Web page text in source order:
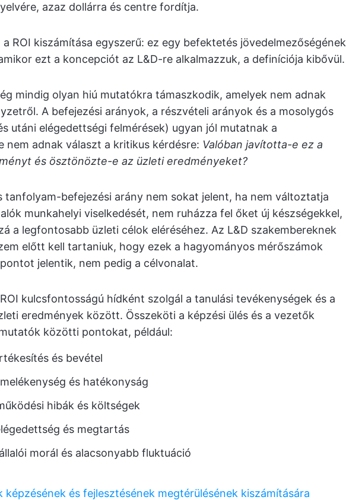
azaz dollárra és centre fordítja.
ROI kiszámítása egyszerű: ez egy befektetés jövedelmezőségének
ezt a koncepciót az L&D-re alkalmazzuk, a definíciója kibővül.
mindig olyan hiú mutatókra támaszkodik, amelyek nem adnak
A befejezési arányok, a részvételi arányok és a mosolygós
utáni elégedettségi felmérések) ugyan jól mutatnak a
nem adnak választ a kritikus kérdésre: Valóban javította-e ez a
és ösztönözte-e az üzleti eredményeket?
tanfolyam-befejezési arány nem sokat jelent, ha nem változtatja
munkahelyi viselkedését, nem ruházza fel őket új készségekkel,
a legfontosabb üzleti célok eléréséhez. Az L&D szakembereknek
előtt kell tartaniuk, hogy ezek a hagyományos mérőszámok
jelentik, nem pedig a célvonalat.
kulcsfontosságú hídként szolgál a tanulási tevékenységek és a
eredmények között. Összeköti a képzési ülés és a vezetők
közötti pontokat, például:
és bevétel
és hatékonyság
hibák és költségek
és megtartás
morál és alacsonyabb fluktuáció
képzésének és fejlesztésének megtérülésének kiszámítására